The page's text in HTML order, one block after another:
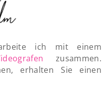
ich mit einem
zusammen.
erhalten Sie einen